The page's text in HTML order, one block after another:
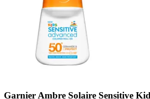
Garnier Ambre Solaire Sensitive